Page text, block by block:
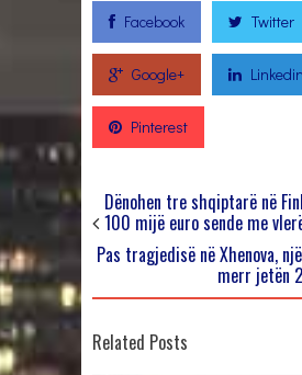
Facebook Twitter
Google+ Linkedin
Pinterest
Dënohen tre shqiptarë në
100 mijë euro sende me
Pas tragjedisë në Xhenova,
merr jetën
Related Posts